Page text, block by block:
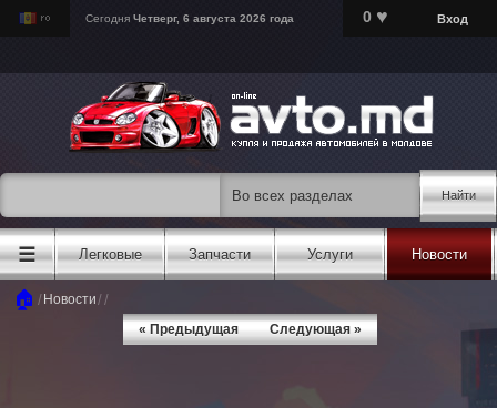
Сегодня Четверг, 6 августа 2026 года 0 ♥ Вход
Найти
☰ Легковые Запчасти Услуги Новости
🏠 / Новости//
« Предыдущая Следующая »